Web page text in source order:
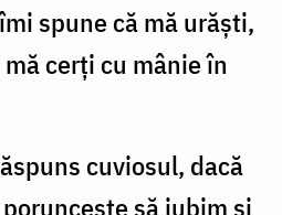
spune că mă urăşti,
cerţi cu mânie în
cuviosul, dacă
să iubim şi